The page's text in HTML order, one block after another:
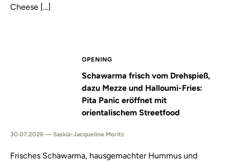
Cheese […]
OPENING
Schawarma frisch vom Drehspieß,
dazu Mezze und Halloumi-Fries:
Pita Panic eröffnet mit
orientalischem Streetfood
30.07.2026 — Saskia-Jacqueline Moritz
Frisches Schawarma, hausgemachter Hummus und